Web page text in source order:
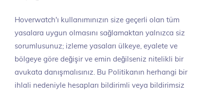
Hoverwatch'ı kullanımınızın size geçerli olan tüm
yasalara uygun olmasını sağlamaktan yalnızca siz
sorumlusunuz; izleme yasaları ülkeye, eyalete ve
bölgeye göre değişir ve emin değilseniz nitelikli bir
avukata danışmalısınız. Bu Politikanın herhangi bir
ihlali nedeniyle hesapları bildirimli veya bildirimsiz